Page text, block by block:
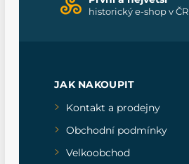
historický e-shop v ČR
JAK NAKOUPIT
Kontakt a prodejny
Obchodní podmínky
Velkoobchod